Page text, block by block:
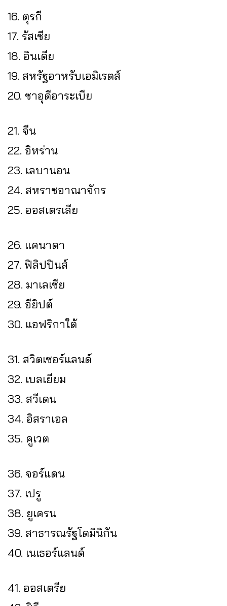
16. ตุรกี
17. รัสเซีย
18. อินเดีย
19. สหรัฐอาหรับเอมิเรตส์
20. ซาอุดีอาระเบีย
21. จีน
22. อิหร่าน
23. เลบานอน
24. สหราชอาณาจักร
25. ออสเตรเลีย
26. แคนาดา
27. ฟิลิปปินส์
28. มาเลเซีย
29. อียิปต์
30. แอฟริกาใต้
31. สวิตเซอร์แลนด์
32. เบลเยียม
33. สวีเดน
34. อิสราเอล
35. คูเวต
36. จอร์แดน
37. เปรู
38. ยูเครน
39. สาธารณรัฐโดมินิกัน
40. เนเธอร์แลนด์
41. ออสเตรีย